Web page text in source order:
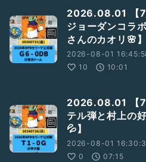
▼
https://open.spotify.com/
④サポートポッドキャスト
もっと！週末のポッドキャスター
https://stand.fm/channels/
⑤声日記
zaboのマイクブルペン
▼
https://listen.style/p/zabo06/
2026.08.01 【
ジョーダンコラ
さんのカオリ🌸】
2026-08-01
10
10:01
2026.08.01 【
テル弾と村上の
💦】
2026-08-01
0
07:15